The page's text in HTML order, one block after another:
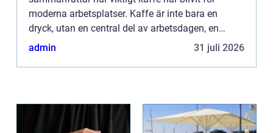
moderna arbetsplatser. Kaffe är inte bara en
dryck, utan en central del av arbetsdagen, en
naturlig mötpunkt och en tyst förmån som
admin 31 juli 2026